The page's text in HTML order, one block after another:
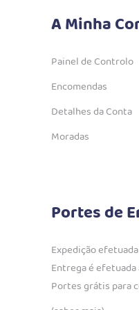
A Minha
Painel de Controlo
Encomendas
Detalhes da Conta
Moradas
Portes de
Expedição
Entrega é efetuada
Portes grátis para